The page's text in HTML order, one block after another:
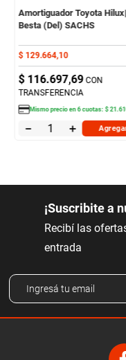
Amortiguador Toyota
Besta (Del) SACHS
$ 129.664,10
$ 116.697,69 CON
TRANSFERENCIA
Mismo precio en6cuotas:$ 21 .
＋
－
¡Suscribite a
Recibí las
entrada